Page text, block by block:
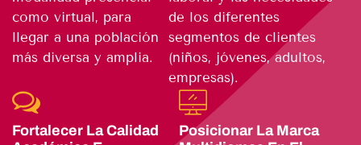
como virtual, para
llegar a una población
más diversa y amplia.
de los diferentes
segmentos de clientes
(niños, jóvenes, adultos,
empresas).
Fortalecer La Calidad
Posicionar La Marca